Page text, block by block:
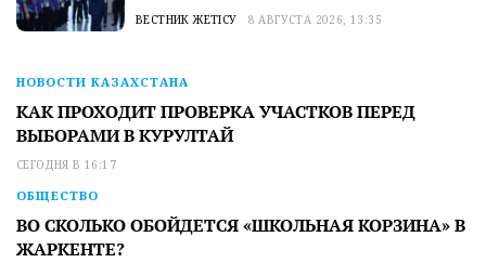
ВЕСТНИК ЖЕТІСУ 8 АВГУСТА 2026, 13:35
НОВОСТИ КАЗАХСТАНА
КАК ПРОХОДИТ ПРОВЕРКА УЧАСТКОВ ПЕРЕД
ВЫБОРАМИ В КУРУЛТАЙ
СЕГОДНЯ В 16:17
ОБЩЕСТВО
ВО СКОЛЬКО ОБОЙДЕТСЯ «ШКОЛЬНАЯ КОРЗИНА» В
ЖАРКЕНТЕ?